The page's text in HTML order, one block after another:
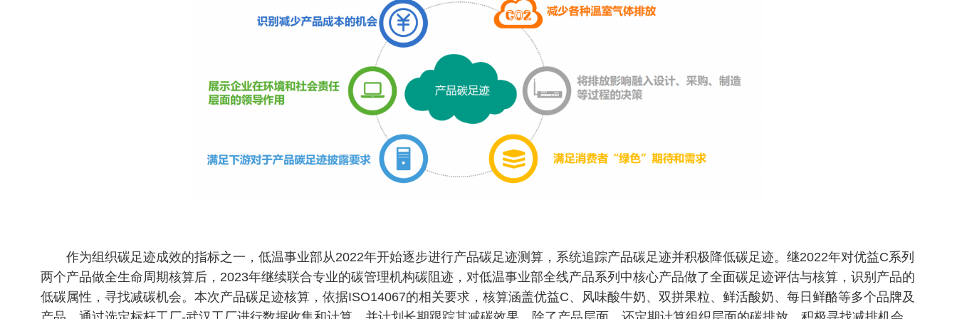
作为组织碳足迹成效的指标之一，低温事业部从2022年开始逐步进行产品碳足迹测算，系统追踪产品碳足迹并积极降低碳足迹。继2022年对优益C系列
两个产品做全生命周期核算后，2023年继续联合专业的碳管理机构碳阻迹，对低温事业部全线产品系列中核心产品做了全面碳足迹评估与核算，识别产品的
低碳属性，寻找减碳机会。本次产品碳足迹核算，依据ISO14067的相关要求，核算涵盖优益C、风味酸牛奶、双拼果粒、鲜活酸奶、每日鲜酪等多个品牌及